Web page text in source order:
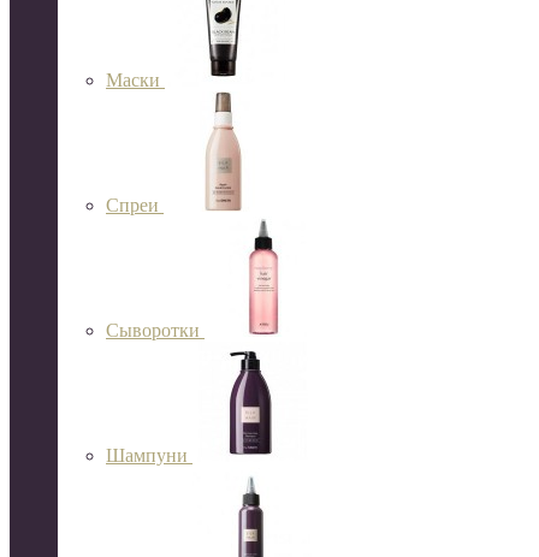
Маски
Спреи
Сыворотки
Шампуни